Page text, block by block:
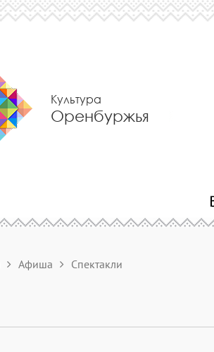
Культура
Оренбуржья
Афиша Спектакли